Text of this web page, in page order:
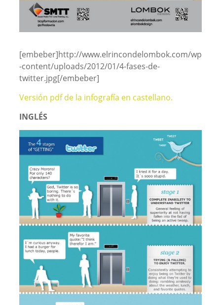
[embeber]http://www.elrincondelombok.com/wp
-content/uploads/2012/01/4-fases-de-
twitter.jpg[/embeber]
Versión pdf de la infografía en castellano.
INGLÉS